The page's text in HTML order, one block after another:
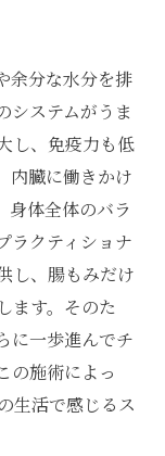
余分な水分を排
システムがうま
し、免疫力も低
内臓に働きかけ
身体全体のバラ
ラクティショナ
し、腸もみだけ
ます。そのた
に一歩進んでチ
の施術によっ
生活で感じるス